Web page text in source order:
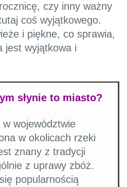
czy inny ważny
coś wyjątkowego.
i piękne, co sprawia,
jest wyjątkowa i
słynie to miasto?
województwie
w okolicach rzeki
znany z tradycji
z uprawy zbóż.
popularnością